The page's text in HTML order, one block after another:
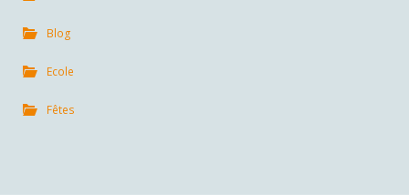
Blog
Ecole
Fêtes